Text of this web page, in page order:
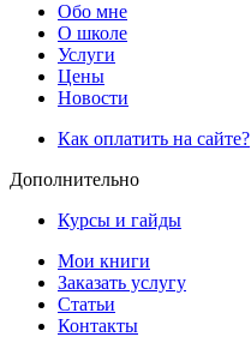
Обо мне
О школе
Услуги
Цены
Новости
Как оплатить на сайте?
Дополнительно
Курсы и гайды
Мои книги
Заказать услугу
Статьи
Контакты